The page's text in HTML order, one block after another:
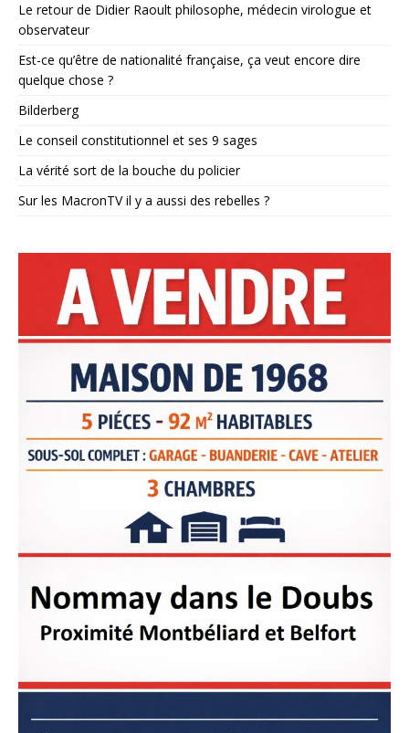
Le retour de Didier Raoult philosophe, médecin virologue et
observateur
Est-ce qu’être de nationalité française, ça veut encore dire
quelque chose ?
Bilderberg
Le conseil constitutionnel et ses 9 sages
La vérité sort de la bouche du policier
Sur les MacronTV il y a aussi des rebelles ?